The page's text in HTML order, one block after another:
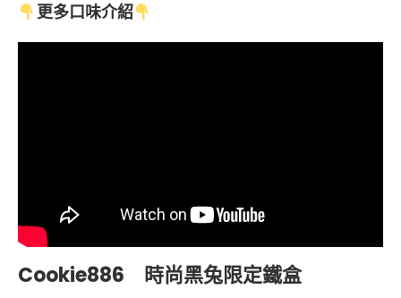
更多口味介紹
Cookie886 時尚黑兔限定鐵盒